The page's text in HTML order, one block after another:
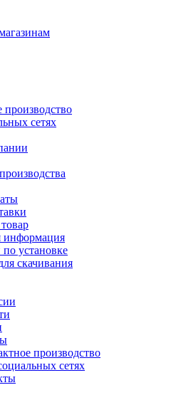
производство
сетях
информация
установке
скачивания
производство
сетях